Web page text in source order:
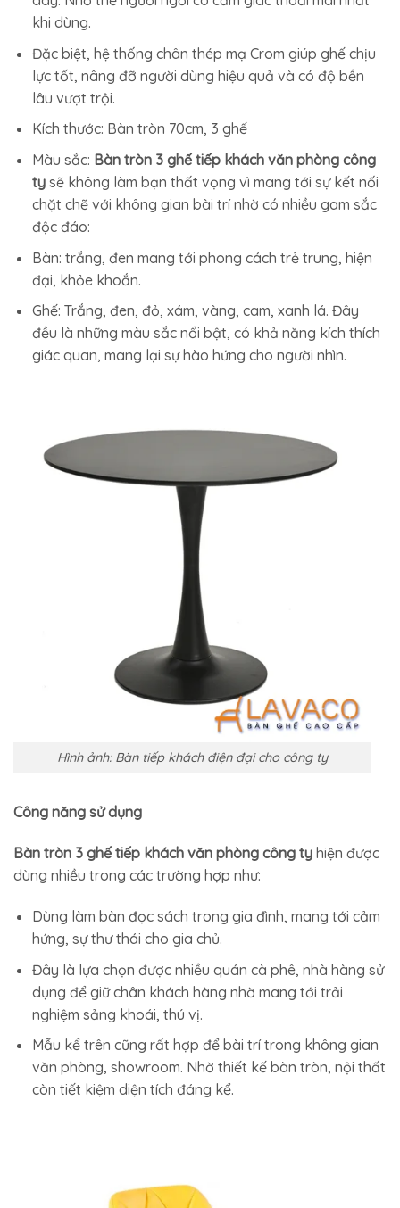
khi dùng.
Đặc biệt, hệ thống chân thép mạ Crom giúp ghế chịu
lực tốt, nâng đỡ người dùng hiệu quả và có độ bền
lâu vượt trội.
Kích thước: Bàn tròn 70cm, 3 ghế
Màu sắc: Bàn tròn 3 ghế tiếp khách văn phòng công
ty sẽ không làm bạn thất vọng vì mang tới sự kết nối
chặt chẽ với không gian bài trí nhờ có nhiều gam sắc
độc đáo:
Bàn: trắng, đen mang tới phong cách trẻ trung, hiện
đại, khỏe khoắn.
Ghế: Trắng, đen, đỏ, xám, vàng, cam, xanh lá. Đây
đều là những màu sắc nổi bật, có khả năng kích thích
giác quan, mang lại sự hào hứng cho người nhìn.
Hình ảnh: Bàn tiếp khách điện đại cho công ty
Công năng sử dụng
Bàn tròn 3 ghế tiếp khách văn phòng công ty hiện được
dùng nhiều trong các trường hợp như:
Dùng làm bàn đọc sách trong gia đình, mang tới cảm
hứng, sự thư thái cho gia chủ.
Đây là lựa chọn được nhiều quán cà phê, nhà hàng sử
dụng để giữ chân khách hàng nhờ mang tới trải
nghiệm sảng khoái, thú vị.
Mẫu kể trên cũng rất hợp để bài trí trong không gian
văn phòng, showroom. Nhờ thiết kế bàn tròn, nội thất
còn tiết kiệm diện tích đáng kể.